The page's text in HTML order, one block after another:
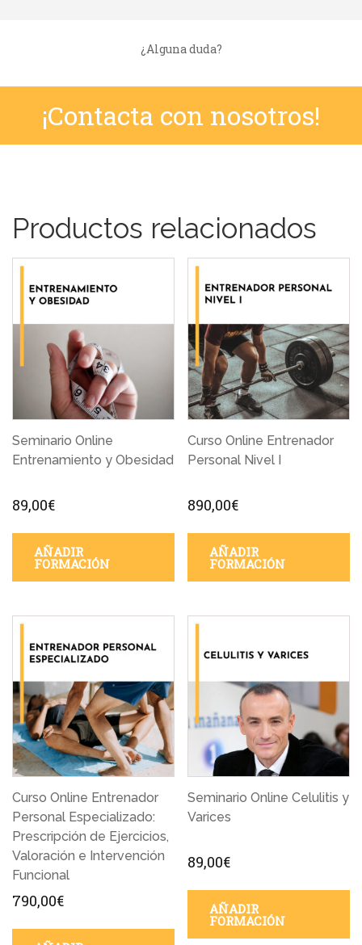
¿Alguna duda?
¡Contacta con nosotros!
Productos relacionados
Seminario Online
Entrenamiento y Obesidad
89,00€
AÑADIR
FORMACIÓN
Curso Online Entrenador
Personal Nivel I
890,00€
AÑADIR
FORMACIÓN
Curso Online Entrenador
Personal Especializado:
Prescripción de Ejercicios,
Valoración e Intervención
Funcional
790,00€
Seminario Online Celulitis y
Varices
89,00€
AÑADIR
FORMACIÓN